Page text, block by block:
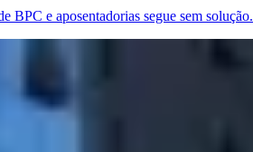
BPC e aposentadorias segue sem solução.